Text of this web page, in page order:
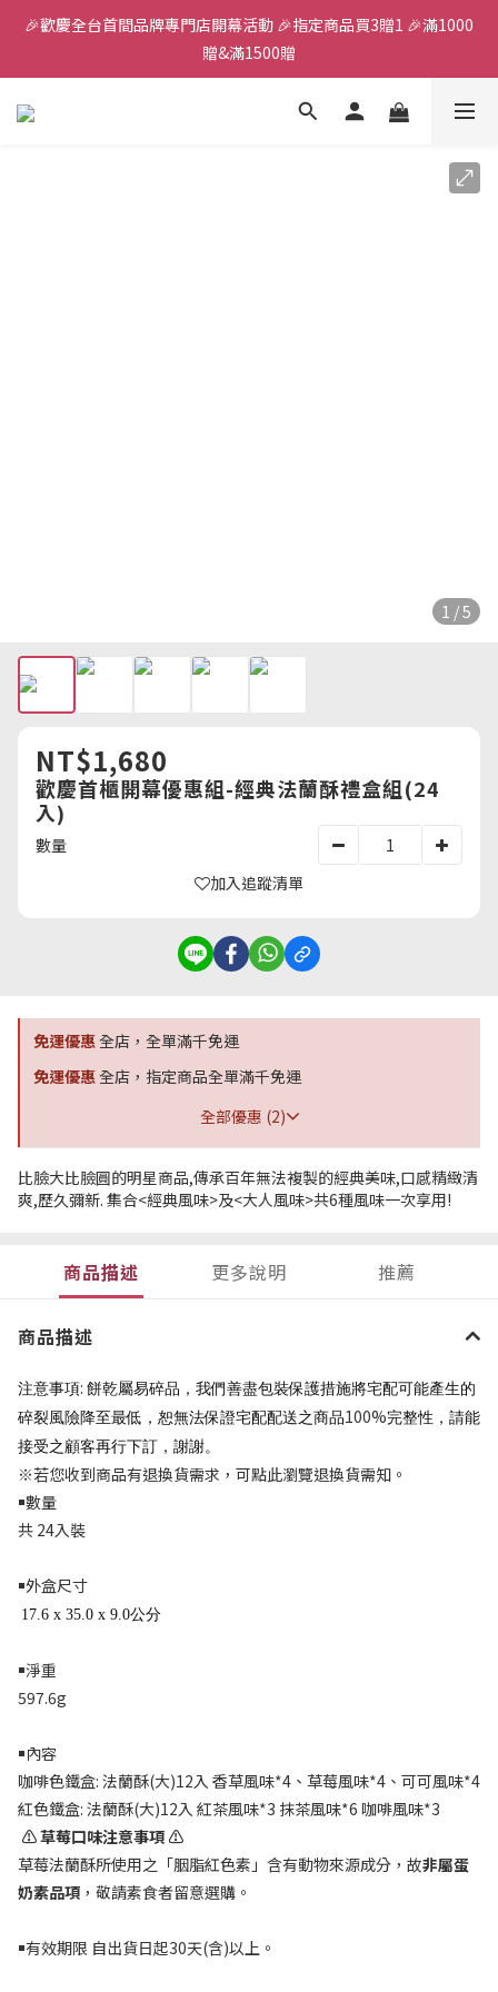
全館滿千免運
🎉歡慶全台首間品牌專門店開幕活動 🎉指定商品買3贈1 🎉滿1000
贈&滿1500贈
✨首加入會員獲得200元購物金✨生日禮金300元
1 / 5
NT$1,680
歡慶首櫃開幕優惠組-經典法蘭酥禮盒組(24
入)
數量
加入追蹤清單
免運優惠全店，全單滿千免運
免運優惠全店，指定商品全單滿千免運
全部優惠 (2)
比臉大比臉圓的明星商品,傳承百年無法複製的經典美味,口感精緻清
爽,歷久彌新. 集合<經典風味>及<大人風味>共6種風味一次享用!
商品描述 更多說明 推薦
商品描述
注意事項: 餅乾屬易碎品，我們善盡包裝保護措施將宅配可能產生的
碎裂風險降至最低，恕無法保證宅配配送之商品100%完整性，請能
接受之顧客再行下訂，謝謝。
※若您收到商品有退換貨需求，可點此瀏覽退換貨需知。
￭數量
共 24入裝
￭外盒尺寸
17.6 x 35.0 x 9.0公分
￭淨重
597.6g
￭內容
咖啡色鐵盒: 法蘭酥(大)12入 香草風味*4 、草莓風味*4 、可可風味*4
紅色鐵盒: 法蘭酥(大)12入 紅茶風味*3 抹茶風味*6 咖啡風味*3
⚠️草莓口味注意事項 ⚠️
草莓法蘭酥所使用之「胭脂紅色素」含有動物來源成分，故非屬蛋
奶素品項 ，敬請素食者留意選購。
￭有效期限 自出貨日起30天(含)以上。